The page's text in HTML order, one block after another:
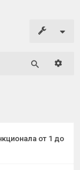
от 1 до